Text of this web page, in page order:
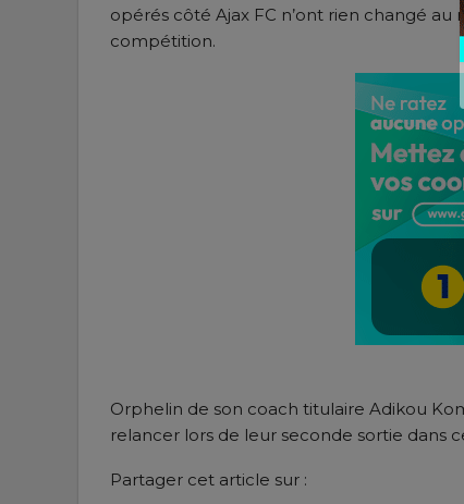
opérés côté Ajax FC n’ont rien changé
compétition.
Orphelin de son coach titulaire Adikou
relancer lors de leur seconde sortie dans
Partager cet article sur :